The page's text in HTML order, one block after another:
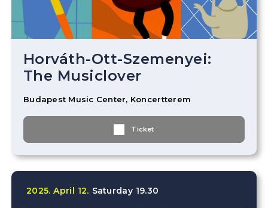
Horváth-Ott-Szemenyei:
The Musiclover
Budapest Music Center, Koncertterem
Ticket
2025. April 12. Saturday 19.30